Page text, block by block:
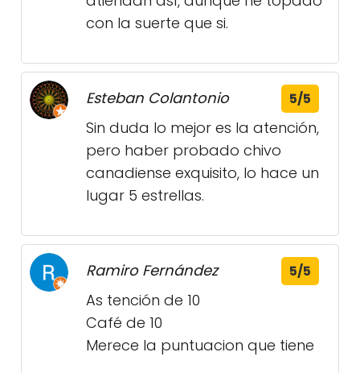
con la suerte que si.
Esteban Colantonio 5/5
Sin duda lo mejor es la atención,
pero haber probado chivo
canadiense exquisito, lo hace un
lugar 5 estrellas.
Ramiro Fernández 5/5
As tención de 10
Café de 10
Merece la puntuacion que tiene